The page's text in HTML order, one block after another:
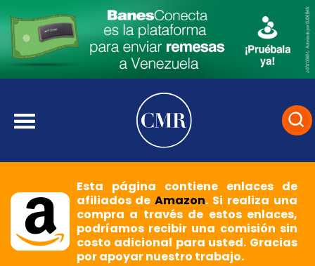
Esta página contiene enlaces de
afiliados deAmazon. Si realiza una
compra a través de estos enlaces,
podríamos recibir una comisión sin
costo adicional para usted. Gracias
por apoyar nuestro trabajo.